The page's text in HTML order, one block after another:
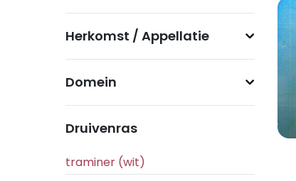
Herkomst / Appellatie
Domein
Druivenras